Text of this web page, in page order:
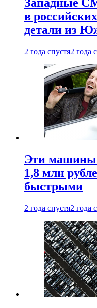
в
детали из
2 года спустя2 года
Эти
1,8 млн
быстрыми
2 года спустя2 года